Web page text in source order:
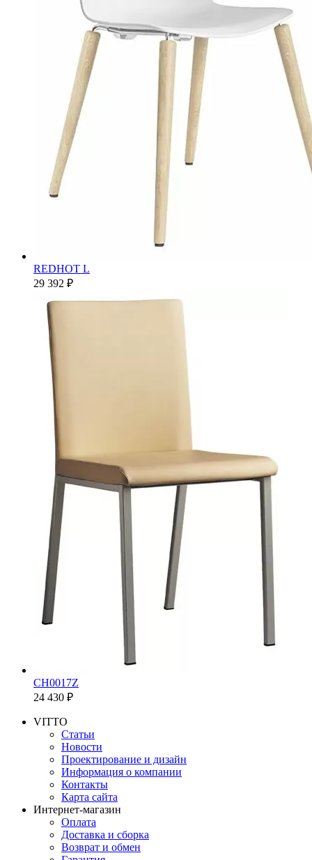
REDHOT L
29 392 ₽
CH0017Z
24 430 ₽
VITTO
Статьи
Новости
Проектирование и дизайн
Информация о компании
Контакты
Карта сайта
Интернет-магазин
Оплата
Доставка и сборка
Возврат и обмен